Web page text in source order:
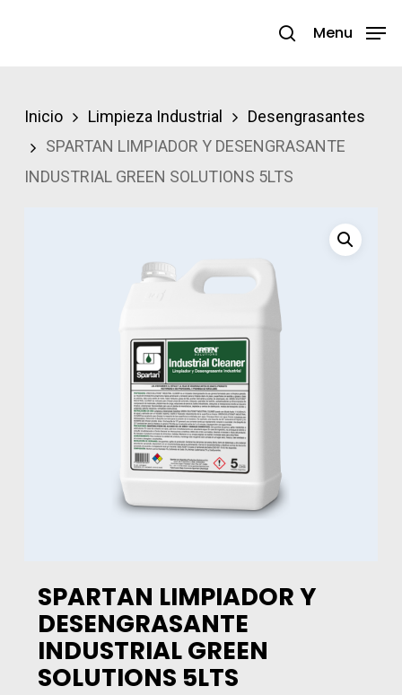
search
Menu
Inicio Limpieza Industrial
Desengrasantes
SPARTAN LIMPIADOR Y DESENGRASANTE
INDUSTRIAL GREEN SOLUTIONS 5LTS
SPARTAN LIMPIADOR Y
DESENGRASANTE
INDUSTRIAL GREEN
SOLUTIONS 5LTS